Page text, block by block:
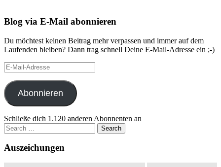
Blog via E-Mail abonnieren
Du möchtest keinen Beitrag mehr verpassen und immer auf dem
Laufenden bleiben? Dann trag schnell Deine E-Mail-Adresse ein ;-)
E-
Mail-
Adresse
Abonnieren
Schließe dich 1.120 anderen Abonnenten an
Search
for:
Auszeichungen